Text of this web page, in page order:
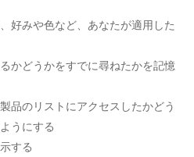
好みや色など、あなたが適用した
かどうかをすでに尋ねたかを記憶
品のリストにアクセスしたかどう
うにする
する